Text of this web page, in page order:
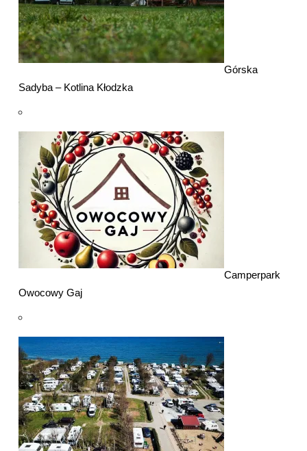
Górska
Sadyba – Kotlina Kłodzka
Camperpark
Owocowy Gaj